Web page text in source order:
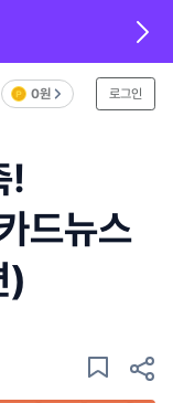
0원 로그인
!
드뉴스
)